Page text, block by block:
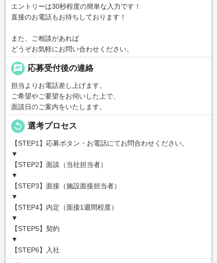
エントリーは30秒程度の簡単な入力です！
直接のお電話もお待ちしております！
また、ご相談があれば
どうぞお気軽にお問い合わせください。
chat 応募受付後の連絡
担当よりお電話差し上げます。
ご希望やご要望をお伺いした上で、
面談日のご案内をいたします。
replay 選考プロセス
【STEP1】応募ボタン・お電話にてお問合わせください。
▼
【STEP2】面談（当社担当者）
▼
【STEP3】面接（施設面接担当者）
▼
【STEP4】内定（面接1週間程度）
▼
【STEP5】契約
▼
【STEP6】入社